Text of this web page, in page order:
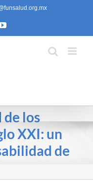
YouTube
de los
XXI: un
de